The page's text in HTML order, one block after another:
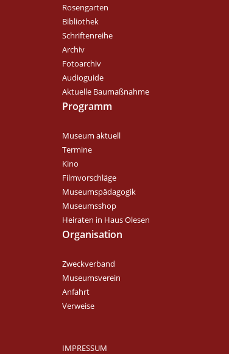
Rosengarten
Bibliothek
Schriftenreihe
Archiv
Fotoarchiv
Audioguide
Aktuelle Baumaßnahme
Programm
Museum aktuell
Termine
Kino
Filmvorschläge
Museumspädagogik
Museumsshop
Heiraten in Haus Olesen
Organisation
Zweckverband
Museumsverein
Anfahrt
Verweise
IMPRESSUM